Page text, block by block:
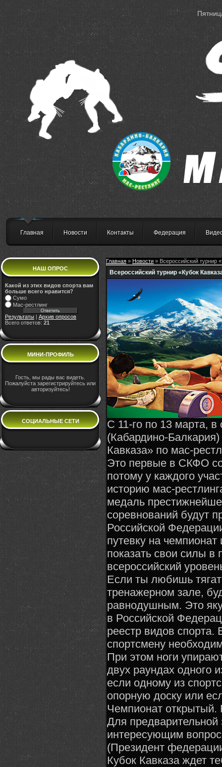
Главная Новости Контакты Федерация
НАШ ОПРОС
Какой из этих видов спорта вам
больше всего нравится?
Сумо
Мас-рестлинг
Результаты
Архив опросов
Всего ответов: 21
МИНИ-ПРОФИЛЬ
Гость, мы рады вас видеть.
Пожалуйста зарегистрируйтесь или
авторизуйтесь!
СОЦИАЛЬНЫЕ СЕТИ
Главная » Новости » Всероссийский турнир
Всероссийский турнир «Кубок
С 11-го по 13 марта, в
(Кабардино-
Кавказа» по мас-
Это первые в СКФО
потому у каждого
историю мас-
медаль
соревнований будут
Российской
путевку на
показать свои силы
всероссийский
Если ты любишь
тренажерном зале,
равнодушным. Это
в Российской
реестр видов
спортсмену
При этом ноги
двух раундах одного
если одному из
опорную доску или
Чемпионат
Для предварительной
интересующим
(Президент
Кубок Кавказа ждет